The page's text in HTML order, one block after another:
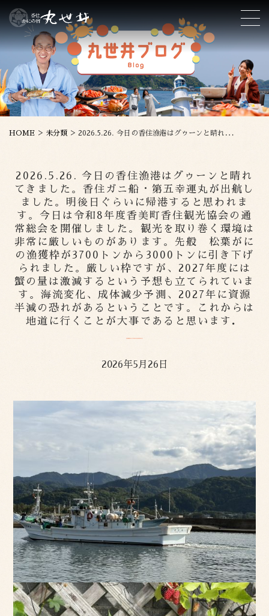
HOME > 未分類 > 2026.5.26. 今日の香住漁港はグゥーンと晴れてきました。香住ガニ船・第五幸運丸が出航しました。明後日ぐらいに帰港すると思われます。今日は令和8年度香美町香住観光協会の通常総会を開催しました。観光を取り巻く環境は非常に厳しいものがあります。先般 松葉がにの漁獲枠が3700トンから3000トンに引き下げられました。厳しい枠ですが、2027年度には蟹の量は激減するという予想も立てられています。海流変化、成体減少予測、2027年に資源半減の恐れがあるということです。これからは地道に行くことが大事であると思います．
2026.5.26. 今日の香住漁港はグゥーンと晴れ
てきました。香住ガニ船・第五幸運丸が出航し
ました。明後日ぐらいに帰港すると思われま
す。今日は令和8年度香美町香住観光協会の通
常総会を開催しました。観光を取り巻く環境は
非常に厳しいものがあります。先般 松葉がに
の漁獲枠が3700トンから3000トンに引き下げ
られました。厳しい枠ですが、2027年度には
蟹の量は激減するという予想も立てられていま
す。海流変化、成体減少予測、2027年に資源
半減の恐れがあるということです。これからは
地道に行くことが大事であると思います．
2026年5月26日